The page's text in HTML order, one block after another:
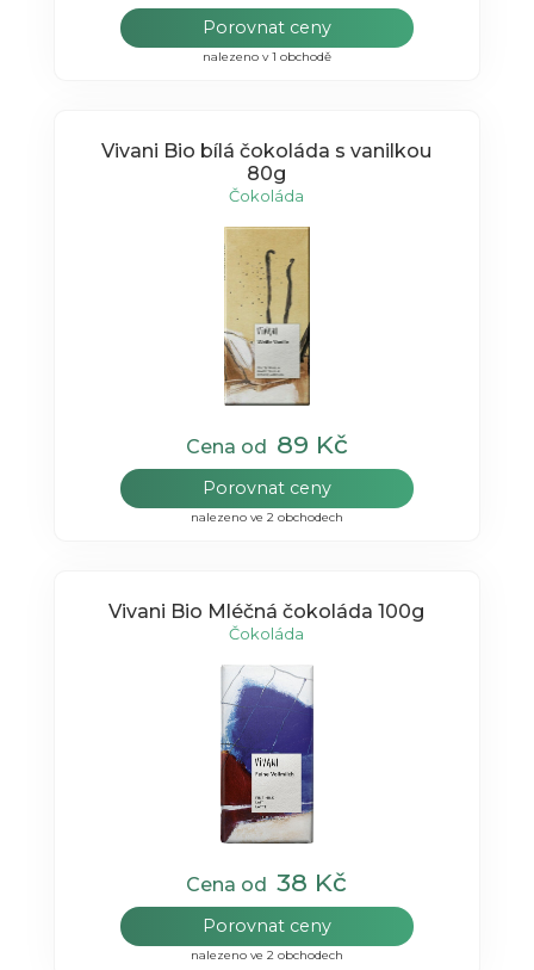
Porovnat ceny
nalezeno v 1 obchodě
Vivani Bio bílá čokoláda s vanilkou
80g
Čokoláda
Cena od 89 Kč
Porovnat ceny
nalezeno ve 2 obchodech
Vivani Bio Mléčná čokoláda 100g
Čokoláda
Cena od38 Kč
Porovnat ceny
nalezeno ve 2 obchodech